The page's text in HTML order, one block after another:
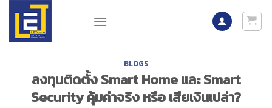
content
BLOGS
ลงทุนติดตั้ง Smart Home และ Smart
Security คุ้มค่าจริง หรือ เสียเงินเปล่า?